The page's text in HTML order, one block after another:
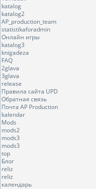
katalog
katalog2
AP_production_team
statistikaforadmin
Онлайн игры
katalog3
knigadeza
FAQ
2glava
3glava
release
Правила сайта UPD
Обратная связь
Почта AP Production
kalendar
Mods
mods2
mods3
mods3
top
Блог
reliz
reliz
календарь